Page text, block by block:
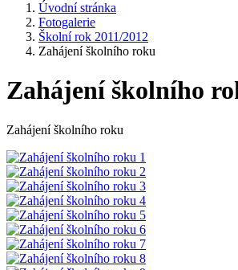
Úvodní stránka
Fotogalerie
Školní rok 2011/2012
Zahájení školního roku
Zahájení školního
Zahájení školního roku